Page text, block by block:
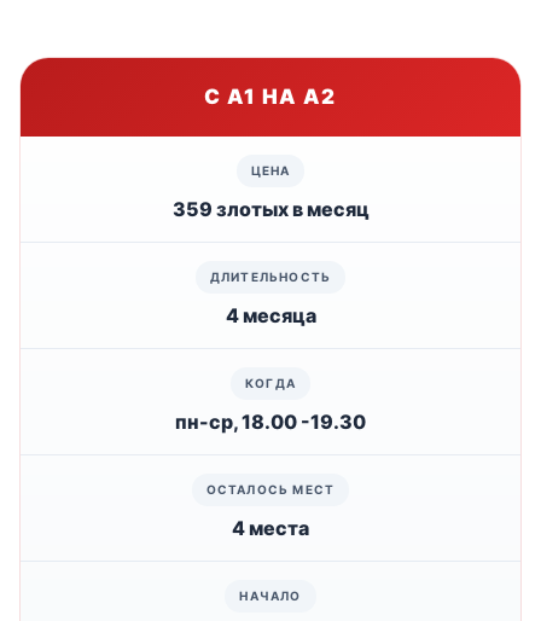
С А1 НА А2
359 злотых в месяц
4 месяца
пн-ср, 18.00 -19.30
4 места